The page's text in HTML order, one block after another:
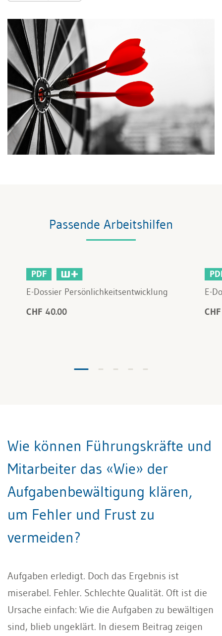
Passende Arbeitshilfen
PDF
E-Dossier Persönlichkeitsentwicklung
CHF 40.00
E-
Wie können Führungskräfte und
Mitarbeiter das «Wie» der
Aufgabenbewältigung klären,
um Fehler und Frust zu
vermeiden?
Aufgaben erledigt. Doch das Ergebnis ist
miserabel. Fehler. Schlechte Qualität. Oft ist die
Ursache einfach: Wie die Aufgaben zu bewältigen
sind, blieb ungeklärt. In diesem Beitrag zeigen